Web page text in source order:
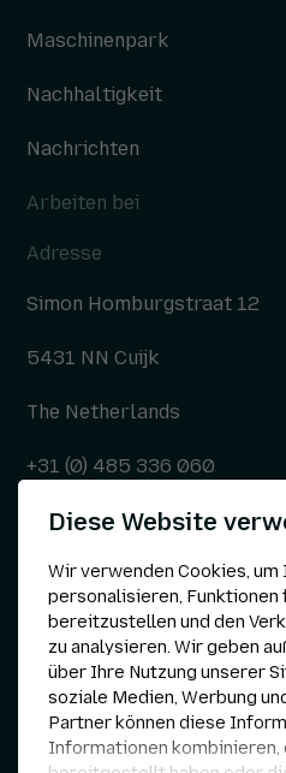
Maschinenpark
Nachhaltigkeit
Nachrichten
Arbeiten bei
Adresse
Simon Homburgstraat 12
5431 NN Cuijk
The Netherlands
+31 (0) 485 336 060
info@kepser.nl
Andere
Datenschutzerklärung
Cookie-Einstellungen
Diese Website
Wir verwenden Cookies, um
personalisieren, Funktionen
bereitzustellen und den
zu analysieren. Wir geben
über Ihre Nutzung unserer
soziale Medien, Werbung
Partner können diese
Informationen kombinieren,